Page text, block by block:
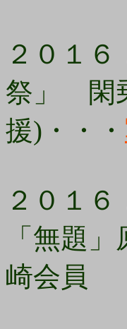
２０１
祭」 閑
援)・・・
２０１
「無題
崎会員